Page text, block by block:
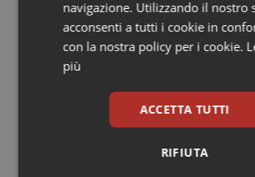
Salute orale & impianti
Sangue & coagulazione
Spallanzani: capire la
comprendere il presente
Schillaci: “Gli attuali
fotografano la qualità
Case di comunità. La sfida
navigazione. Utilizzando il nostro
acconsenti a tutti i cookie in
con la nostra policy per i cookie.
più
ACCETTA TUTTI
RIFIUTA